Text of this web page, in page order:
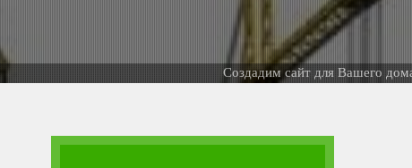
Создадим сайт для Вашего дома -